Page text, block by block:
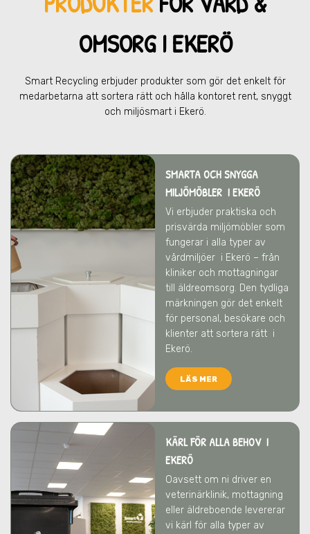
OMSORG I EKERÖ
Smart Recycling erbjuder produkter som gör det enkelt för
medarbetarna att sortera rätt och hålla kontoret rent, snyggt
och miljösmart i Ekerö.
SMARTA OCH SNYGGA
MILJÖMÖBLER I EKERÖ
Vi erbjuder praktiska och
prisvärda miljömöbler som
fungerar i alla typer av
vårdmiljöer i Ekerö – från
kliniker och mottagningar
till äldreomsorg. Den tydliga
märkningen gör det enkelt
för personal, besökare och
klienter att sortera rätt i
Ekerö.
LÄS MER
KÄRL FÖR ALLA BEHOV I
EKERÖ
Oavsett om ni driver en
veterinärklinik, mottagning
eller äldreboende levererar
vi kärl för alla typer av